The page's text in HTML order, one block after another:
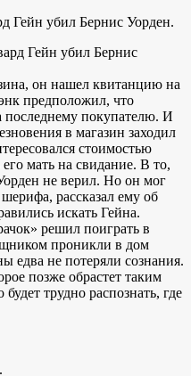
Гейн убил Бернис Уорден.
он нашел квитанцию на
предположил, что
покупателю. И
в магазин заходил
стоимостью
мать на свидание. В то,
не верил. Но он мог
рассказал ему об
искать Гейна.
решил поиграть в
проникли в дом
едва не потеряли сознания.
позже обрастет таким
трудно распознать, где